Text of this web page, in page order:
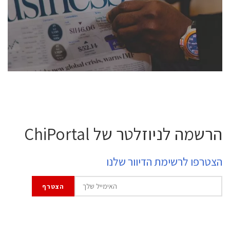
semiconductor industry, including engineers,
professional experts, and senior executives.
לחץ לפרטים
הרשמה לניוזלטר של ChiPortal
הצטרפו לרשימת הדיוור שלנו